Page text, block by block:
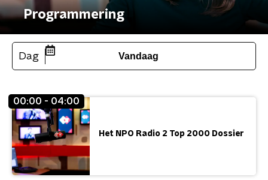
Programmering
Dag Vandaag
00:00 - 04:00
Het NPO Radio 2 Top 2000 Dossier